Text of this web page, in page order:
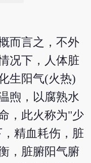
而言之，不外
况下，人体脏
生阳气(火热)
煦，以腐熟水
，此火称为"少
精血耗伤，脏
，脏腑阳气腑